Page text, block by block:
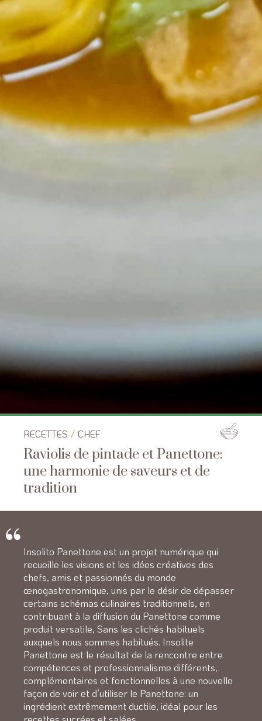
RECETTES / CHEF
Raviolis de pintade et Panettone:
une harmonie de saveurs et de
tradition
Insolito Panettone est un projet numérique qui
recueille les visions et les idées créatives des
chefs, amis et passionnés du monde
œnogastronomique, unis par le désir de dépasser
certains schémas culinaires traditionnels, en
contribuant à la diffusion du Panettone comme
produit versatile, Sans les clichés habituels
auxquels nous sommes habitués. Insolite
Panettone est le résultat de la rencontre entre
compétences et professionnalisme différents,
complémentaires et fonctionnelles à une nouvelle
façon de voir et d’utiliser le Panettone: un
ingrédient extrêmement ductile, idéal pour les